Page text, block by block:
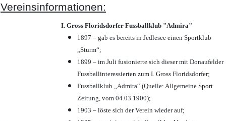
Vereinsinformationen:
I. Gross Floridsdorfer Fussballklub "Admira"
1897 – gab es bereits in Jedlesee einen Sportklub
„Sturm“;
1899 – im Juli fusionierte sich dieser mit Donaufelder
Fussballinteressierten zum I. Gross Floridsdorfer;
Fussballklub „Admira“ (Quelle: Allgemeine Sport
Zeitung, vom 04.03.1900);
1903 – löste sich der Verein wieder auf;